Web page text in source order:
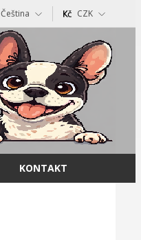
Čeština CZK
KONTAKT